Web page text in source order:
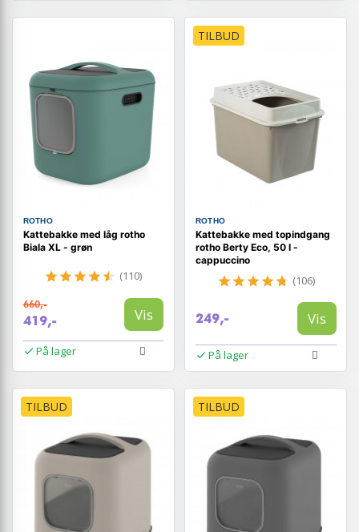
ROTHO
Kattebakke med låg rotho
Biala XL - grøn
(110)
660,-
419,- Vis
På lager
TILBUD
ROTHO
Kattebakke med topindgang
rotho Berty Eco, 50 l -
cappuccino
(106)
249,- Vis
På lager
TILBUD TILBUD